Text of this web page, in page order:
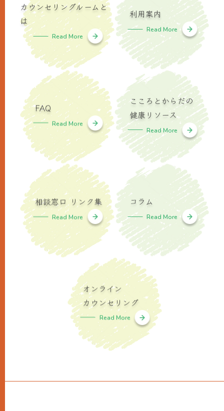
カウンセリングルームと
は
Read More
利用案内
Read More
FAQ
Read More
こころとからだの
健康リソース
Read More
相談窓口 リンク集
Read More
コラム
Read More
オンライン
カウンセリング
Read More